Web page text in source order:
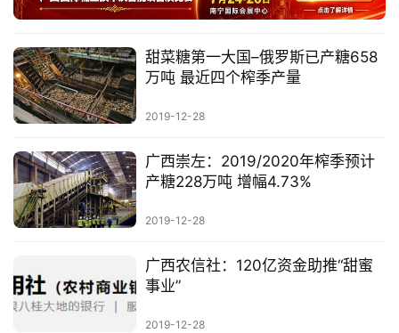
产
储
运
甜菜糖第一大国–俄罗斯已产糖658
万吨 最近四个榨季产量
2019-12-28
广西崇左：2019/2020年榨季预计
产糖228万吨 增幅4.73%
2019-12-28
广西农信社：120亿资金助推“甜蜜
事业”
2019-12-28